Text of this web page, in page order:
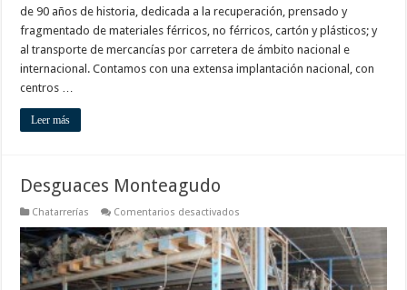
de 90 años de historia, dedicada a la recuperación, prensado y
fragmentado de materiales férricos, no férricos, cartón y plásticos; y
al transporte de mercancías por carretera de ámbito nacional e
internacional. Contamos con una extensa implantación nacional, con
centros …
Leer más
Desguaces Monteagudo
Chatarrerías Comentarios desactivados
Monteagudo